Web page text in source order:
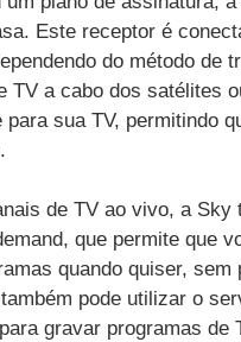
Este receptor é
do método de
TV a cabo dos satélites
sua TV, permitindo
de TV ao vivo, a Sky
que permite que
quando quiser, sem
pode utilizar o
gravar programas de